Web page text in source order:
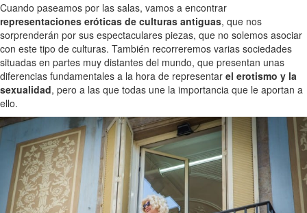
Cuando paseamos por las salas, vamos a encontrar
representaciones eróticas de culturas antiguas, que nos
sorprenderán por sus espectaculares piezas, que no solemos asociar
con este tipo de culturas. También recorreremos varias sociedades
situadas en partes muy distantes del mundo, que presentan unas
diferencias fundamentales a la hora de representar el erotismo y la
sexualidad, pero a las que todas une la importancia que le aportan a
ello.